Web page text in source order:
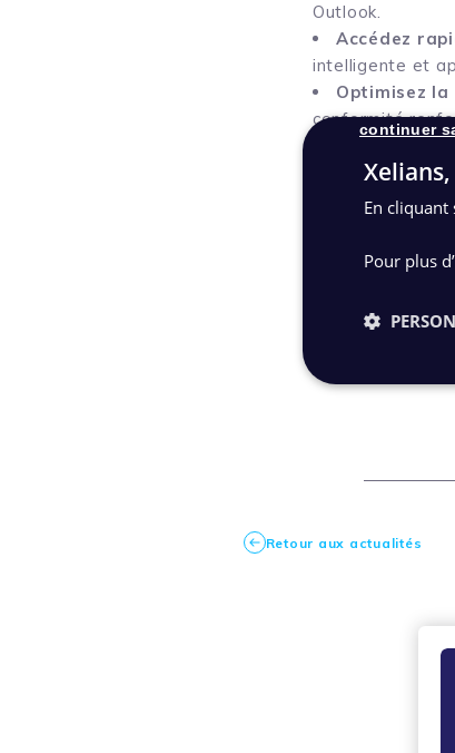
Outlook.
Accédez
intelligente et
Optimisez la
conformité
Simplifiez
gestion des
En
Retour aux actualités
En cliquant
Pour plus
continuer